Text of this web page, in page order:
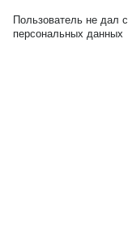
Пользователь не дал
персональных данных